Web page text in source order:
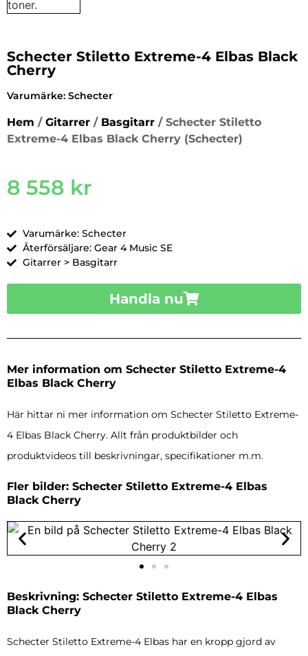
Schecter Stiletto Extreme-4 Elbas Black
Cherry
Varumärke: Schecter
Hem / Gitarrer / Basgitarr / Schecter Stiletto
Extreme-4 Elbas Black Cherry (Schecter)
8 558 kr
Varumärke: Schecter
Återförsäljare: Gear 4 Music SE
Gitarrer > Basgitarr
Handla nu
Mer information om Schecter Stiletto Extreme-4
Elbas Black Cherry
Här hittar ni mer information om Schecter Stiletto Extreme-
4 Elbas Black Cherry. Allt från produktbilder och
produktvideos till beskrivningar, specifikationer m.m.
Fler bilder: Schecter Stiletto Extreme-4 Elbas
Black Cherry
Beskrivning: Schecter Stiletto Extreme-4 Elbas
Black Cherry
Schecter Stiletto Extreme-4 Elbas har en kropp gjord av